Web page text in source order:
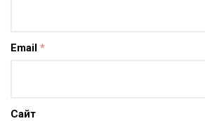
Email *
Сайт